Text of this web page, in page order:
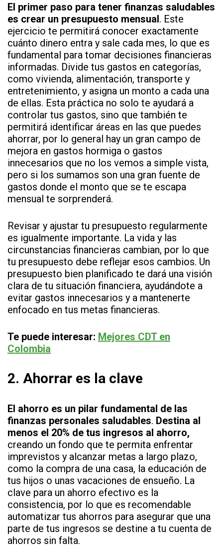
El primer paso para tener finanzas saludables
es crear un presupuesto mensual. Este
ejercicio te permitirá conocer exactamente
cuánto dinero entra y sale cada mes, lo que es
fundamental para tomar decisiones financieras
informadas. Divide tus gastos en categorías,
como vivienda, alimentación, transporte y
entretenimiento, y asigna un monto a cada una
de ellas. Esta práctica no solo te ayudará a
controlar tus gastos, sino que también te
permitirá identificar áreas en las que puedes
ahorrar, por lo general hay un gran campo de
mejora en gastos hormiga o gastos
innecesarios que no los vemos a simple vista,
pero si los sumamos son una gran fuente de
gastos donde el monto que se te escapa
mensual te sorprenderá.
Revisar y ajustar tu presupuesto regularmente
es igualmente importante. La vida y las
circunstancias financieras cambian, por lo que
tu presupuesto debe reflejar esos cambios. Un
presupuesto bien planificado te dará una visión
clara de tu situación financiera, ayudándote a
evitar gastos innecesarios y a mantenerte
enfocado en tus metas financieras.
Te puede interesar: Mejores CDT en
Colombia
2. Ahorrar es la clave
El ahorro es un pilar fundamental de las
finanzas personales saludables. Destina al
menos el 20% de tus ingresos al ahorro,
creando un fondo que te permita enfrentar
imprevistos y alcanzar metas a largo plazo,
como la compra de una casa, la educación de
tus hijos o unas vacaciones de ensueño. La
clave para un ahorro efectivo es la
consistencia, por lo que es recomendable
automatizar tus ahorros para asegurar que una
parte de tus ingresos se destine a tu cuenta de
ahorros sin falta.